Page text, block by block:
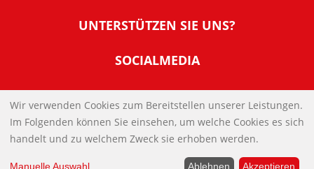
Warum NachDenkSeiten
Tipps zur Nutzung der NachDenkSeiten
Banner und E-Mail-Signaturen
Links
Kontakt
Impressum
UNTERSTÜTZEN SIE UNS?
Werden Sie Fördermitglied
Spenden Sie Online
SOCIALMEDIA
IMPRESSUM
DATENSCHUTZERKLÄRUNG
Wir verwenden Cookies zum Bereitstellen unserer Leistungen.
Im Folgenden können Sie einsehen, um welche Cookies es sich
handelt und zu welchem Zweck sie erhoben werden.
Manuelle Auswahl Ablehnen Akzeptieren